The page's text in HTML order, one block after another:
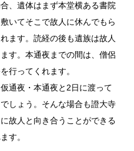
、遺体はまず本堂横ある書院
いてそこで故人に休んでもら
ます。読経の後も遺族は故人
す。本通夜までの間は、僧侶
行ってくれます。
通夜・本通夜と2日に渡って
しょう。そんな場合も證大寺
故人と向き合うことができる
す。